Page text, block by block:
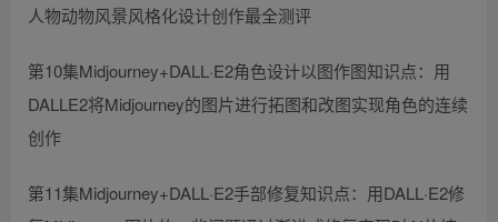
人物动物风景风格化设计创作最全测评
第10集Midjourney+DALL·E2角色设计以图作图知识点：用
DALLE2将Midjourney的图片进行拓图和改图实现角色的连续
创作
第11集Midjourney+DALL·E2手部修复知识点：用DALL·E2修